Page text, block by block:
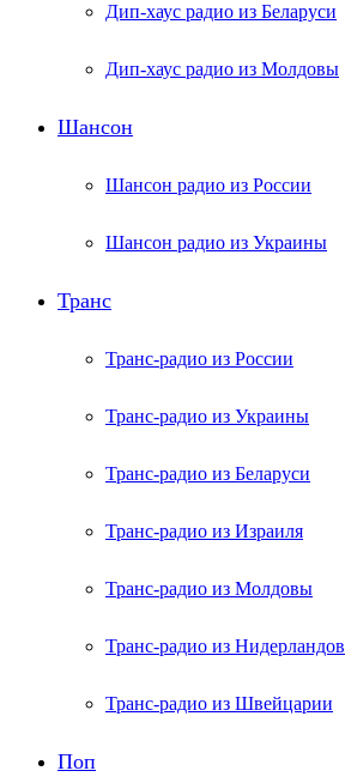
Дип-хаус радио из Беларуси
Дип-хаус радио из Молдовы
Шансон
Шансон радио из России
Шансон радио из Украины
Транс
Транс-радио из России
Транс-радио из Украины
Транс-радио из Беларуси
Транс-радио из Израиля
Транс-радио из Молдовы
Транс-радио из Нидерландов
Транс-радио из Швейцарии
Поп